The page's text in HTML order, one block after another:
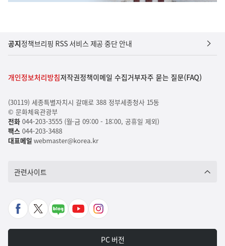
공지정책브리핑 RSS 서비스 제공 중단 안내
개인정보처리방침저작권정책이메일 수집거부자주 묻는 질문(FAQ)
(30119) 세종특별자치시 갈매로 388 정부세종청사 15동
© 문화체육관광부
전화044-203-3555 (월-금 09:00 - 18:00, 공휴일 제외)
팩스044-203-3488
대표메일 webmaster@korea.kr
관련사이트
페
X
네
유
인
타
PC 버전